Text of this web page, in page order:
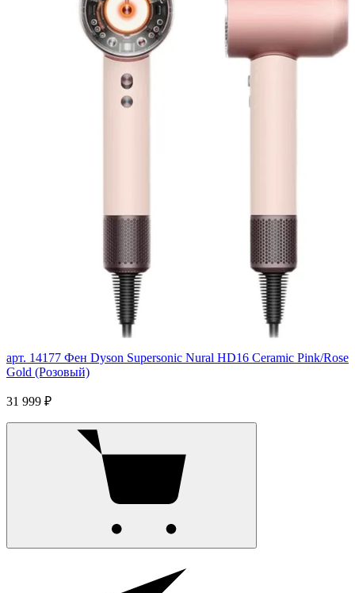
арт. 14177 Фен Dyson Supersonic Nural HD16 Ceramic Pink/Rose
Gold (Розовый)
31 999 ₽